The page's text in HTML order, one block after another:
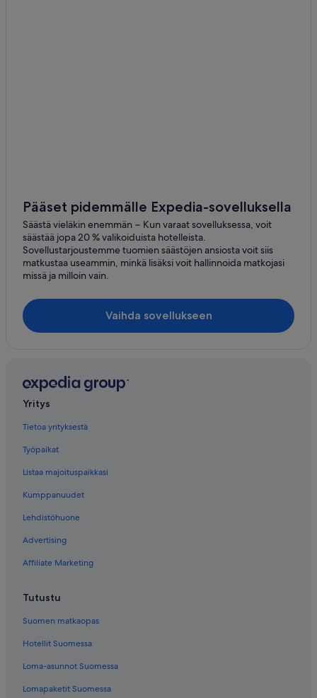
Pääset pidemmälle Expedia-sovelluksella
Säästä vieläkin enemmän − Kun varaat sovelluksessa, voit
säästää jopa 20 % valikoiduista hotelleista.
Sovellustarjoustemme tuomien säästöjen ansiosta voit siis
matkustaa useammin, minkä lisäksi voit hallinnoida matkojasi
missä ja milloin vain.
Vaihda sovellukseen
Yritys
Tietoa yrityksestä
Työpaikat
Listaa majoituspaikkasi
Kumppanuudet
Lehdistöhuone
Advertising
Affiliate Marketing
Tutustu
Suomen matkaopas
Hotellit Suomessa
Loma-asunnot Suomessa
Lomapaketit Suomessa